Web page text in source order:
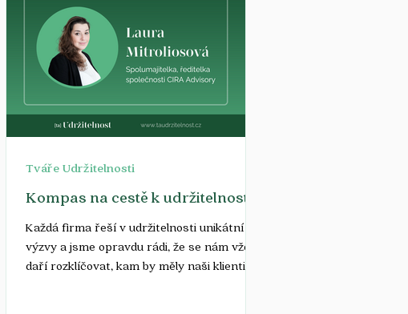
Kompas na cestě k udržitelnosti
Každá firma řeší v udržitelnosti unikátní
výzvy a jsme opravdu rádi, že se nám vždy
daří rozklíčovat, kam by měly naši klienti
Tváře Udržitelnosti